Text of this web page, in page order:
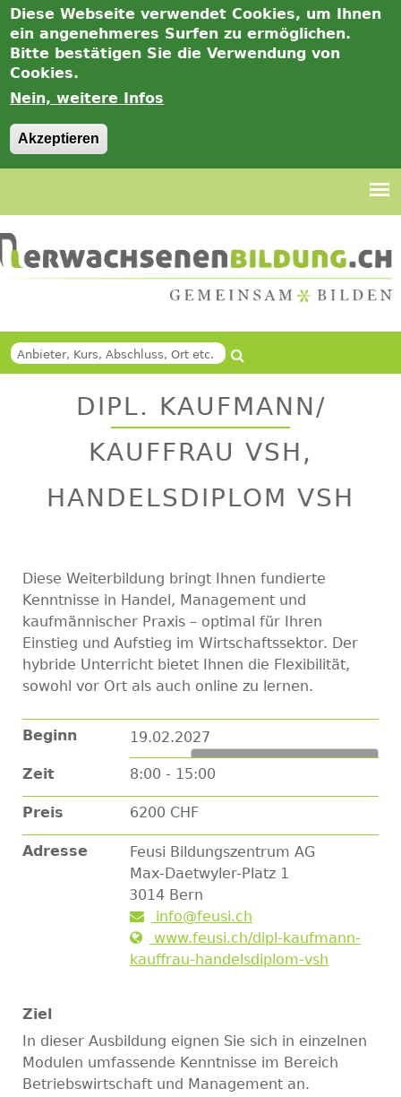
Diese Webseite verwendet Cookies, um Ihnen
ein angenehmeres Surfen zu ermöglichen.
Bitte bestätigen Sie die Verwendung von
Cookies.
Nein, weitere Infos
Akzeptieren
Suche
Back
DIPL. KAUFMANN/
KAUFFRAU VSH,
HANDELSDIPLOM VSH
Diese Weiterbildung bringt Ihnen fundierte
Kenntnisse in Handel, Management und
kaufmännischer Praxis – optimal für Ihren
Einstieg und Aufstieg im Wirtschaftssektor. Der
hybride Unterricht bietet Ihnen die Flexibilität,
sowohl vor Ort als auch online zu lernen.
Beginn 19.02.2027
Zeit 8:00 - 15:00
Preis 6200 CHF
Adresse
Feusi Bildungszentrum AG
Max-Daetwyler-Platz 1
3014 Bern
info@feusi.ch
www.feusi.ch/dipl-kaufmann-
kauffrau-handelsdiplom-vsh
Ziel
In dieser Ausbildung eignen Sie sich in einzelnen
Modulen umfassende Kenntnisse im Bereich
Betriebswirtschaft und Management an.